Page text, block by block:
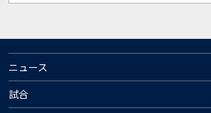
ニュース
試合